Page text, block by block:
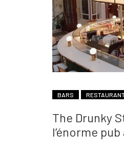
BARS
The Drunky
l’énorme